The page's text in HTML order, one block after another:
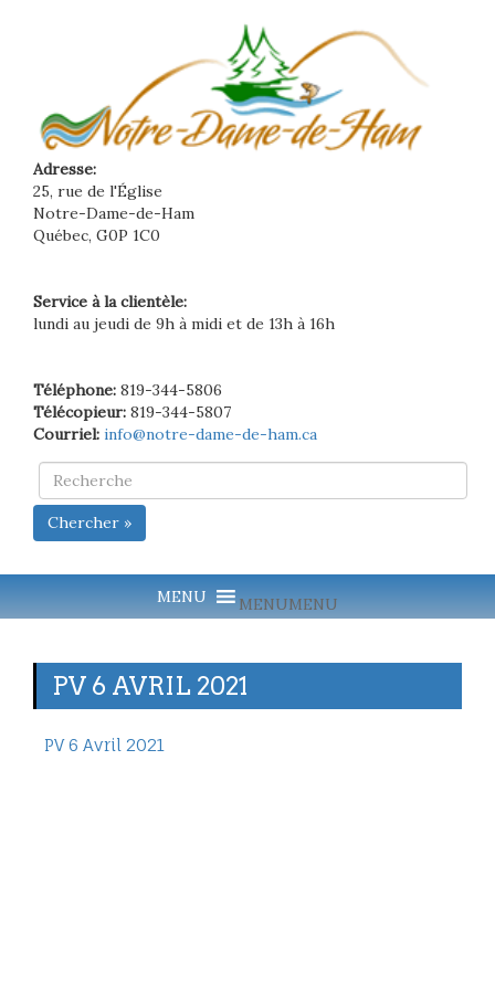
Adresse:
25, rue de l'Église
Notre-Dame-de-Ham
Québec, G0P 1C0
Service à la clientèle:
lundi au jeudi de 9h à midi et de 13h à 16h
Téléphone: 819-344-5806
Télécopieur: 819-344-5807
Courriel: info@notre-dame-de-ham.ca
Chercher »
MENUMENU
PV 6 AVRIL 2021
PV 6 Avril 2021